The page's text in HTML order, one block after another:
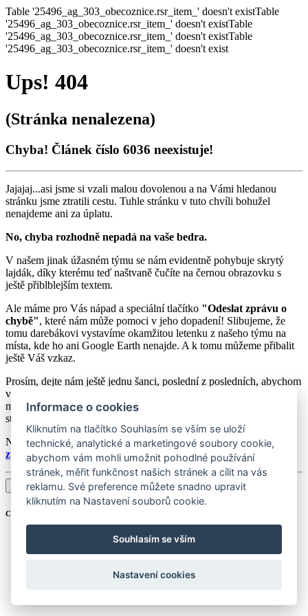
Table '25496_ag_303_obecoznice.rsr_item_' doesn't existTable
'25496_ag_303_obecoznice.rsr_item_' doesn't existTable
'25496_ag_303_obecoznice.rsr_item_' doesn't existTable
'25496_ag_303_obecoznice.rsr_item_' doesn't exist
Ups! 404
(Stránka nenalezena)
Chyba! Článek číslo 6036 neexistuje!
Jajajaj...asi jsme si vzali malou dovolenou a na Vámi hledanou
stránku jsme ztratili cestu. Tuhle stránku v tuto chvíli bohužel
nenajdeme ani za úplatu.
No, chyba rozhodně nepadá na vaše bedra.
V našem jinak úžasném týmu se nám evidentně pohybuje skrytý
lajdák, díky kterému teď naštvaně čučíte na černou obrazovku s
ještě přiblblejším textem.
Ale máme pro Vás nápad a speciální tlačítko "Odeslat zprávu o
chybě", které nám může pomoci v jeho dopadení! Slibujeme, že
tomu darebákovi vystavíme okamžitou letenku z našeho týmu na
místa, kde ho ani Google Earth nenajde. A k tomu můžeme přibalit
ještě Váš vzkaz.
Prosím, dejte nám ještě jednu šanci, poslední z posledních, abychom
vám mohli ukázat, že jsme vlastně docela dobrá partička. A kdo ví,
možná se stane zázrak a my společně s Vámi objevíme tu správnou
stránku, kterou hledáte!
Nyní se můžete přejít na hlavní stránkua nebose vrátit o krok
zpět
a objevovat ostatní úžasné věci, které jsme připravili .
Odeslat zprávu o chybě
Copyright © 2016-2026
Informace o cookies
Kliknutím na tlačítko Souhlasím se vším se uloží
technické, analytické a marketingové soubory cookie,
abychom vám mohli umožnit pohodlné používání
stránek, měřit funkčnost našich stránek a cílit na vás
reklamu. Své preference můžete snadno upravit
kliknutím na Nastavení souborů cookie.
Souhlasím se vším
Nastavení cookies